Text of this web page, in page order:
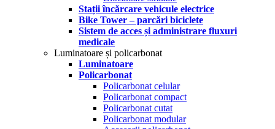
Stații încărcare vehicule electrice
Bike Tower – parcări biciclete
Sistem de acces și administrare fluxuri
medicale
Luminatoare și policarbonat
Luminatoare
Policarbonat
Policarbonat celular
Policarbonat compact
Policarbonat cutat
Policarbonat modular